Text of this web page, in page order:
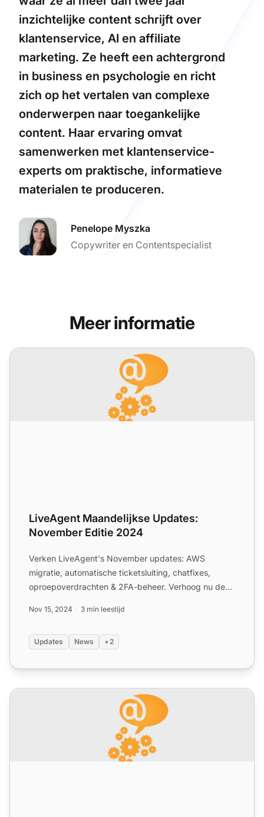
inzichtelijke content schrijft over
klantenservice, AI en affiliate
marketing. Ze heeft een achtergrond
in business en psychologie en richt
zich op het vertalen van complexe
onderwerpen naar toegankelijke
content. Haar ervaring omvat
samenwerken met klantenservice-
experts om praktische, informatieve
materialen te produceren.
Penelope Myszka
Copywriter en Contentspecialist
Meer informatie
LiveAgent Maandelijkse Updates: November Editie 2024
LiveAgent Maandelijkse Updates:
November Editie 2024
Verken LiveAgent's November updates: AWS
migratie, automatische ticketsluiting, chatfixes,
oproepoverdrachten & 2FA-beheer. Verhoog nu de
Nov 15, 2024 3 min leestijd
Updates News +2
LiveAgent maandelijkse updates: juli-editie 2024